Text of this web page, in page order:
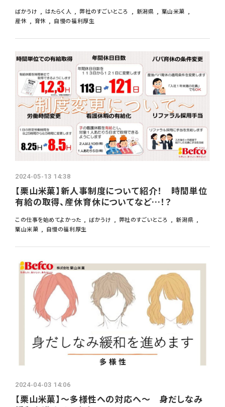
ばかうけ はたらく人 弊社のすごいところ 新潟県
栗山米菓
産休
育休 自慢の福利厚生
2024-05-13 14:38
【栗山米菓】新人事制度について紹介！ 時間単位
有給の取得、産休育休についてなど…！？
この仕事を始めてよかった ばかうけ 弊社のすごいところ
新潟県
栗山米菓
自慢の福利厚生
2024-04-03 14:06
【栗山米菓】～多様性への対応へ～ 身だしなみ